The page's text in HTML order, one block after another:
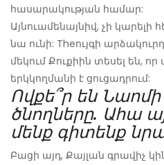
հասարակության համար:
Այնուամենայնիվ, չի կարելի
նա ունի: Theույգի
մեկում Քուքիին տեսել են, որ
երկկողմանի է ցուցադրում:
Ովքե՞ր են
ծնողները. Ահա
մենք գիտենք
Բացի այդ, Քայլան գրավիչ